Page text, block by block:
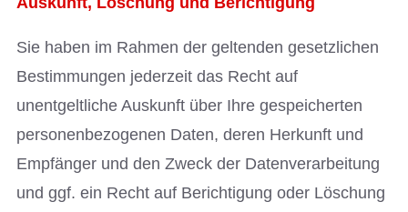
Sie haben im Rahmen der geltenden gesetzlichen
Bestimmungen jederzeit das Recht auf
unentgeltliche Auskunft über Ihre gespeicherten
personenbezogenen Daten, deren Herkunft und
Empfänger und den Zweck der Datenverarbeitung
und ggf. ein Recht auf Berichtigung oder Löschung